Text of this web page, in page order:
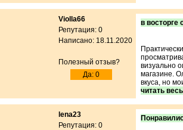
Violla66
Репутация: 0
Написано: 18.11.2020
Полезный отзыв?
Да: 0
в восторге
визуально
магазине.
вкуса, но
читать
lena23
Репутация: 0